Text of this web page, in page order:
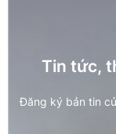
Tin tức,
Đăng ký bản tin